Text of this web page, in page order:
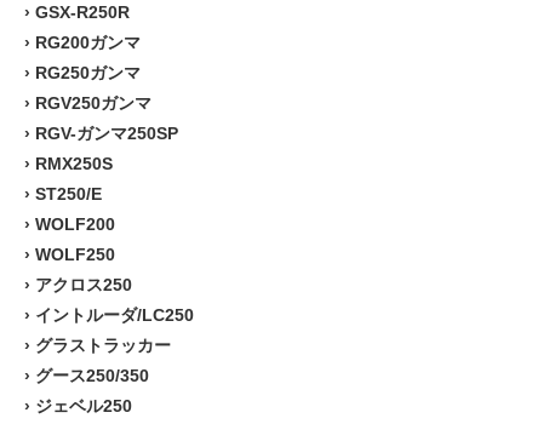
› GSX-R250R
› RG200ガンマ
› RG250ガンマ
› RGV250ガンマ
› RGV-ガンマ250SP
› RMX250S
› ST250/E
› WOLF200
› WOLF250
› アクロス250
› イントルーダ/LC250
› グラストラッカー
› グース250/350
› ジェベル250